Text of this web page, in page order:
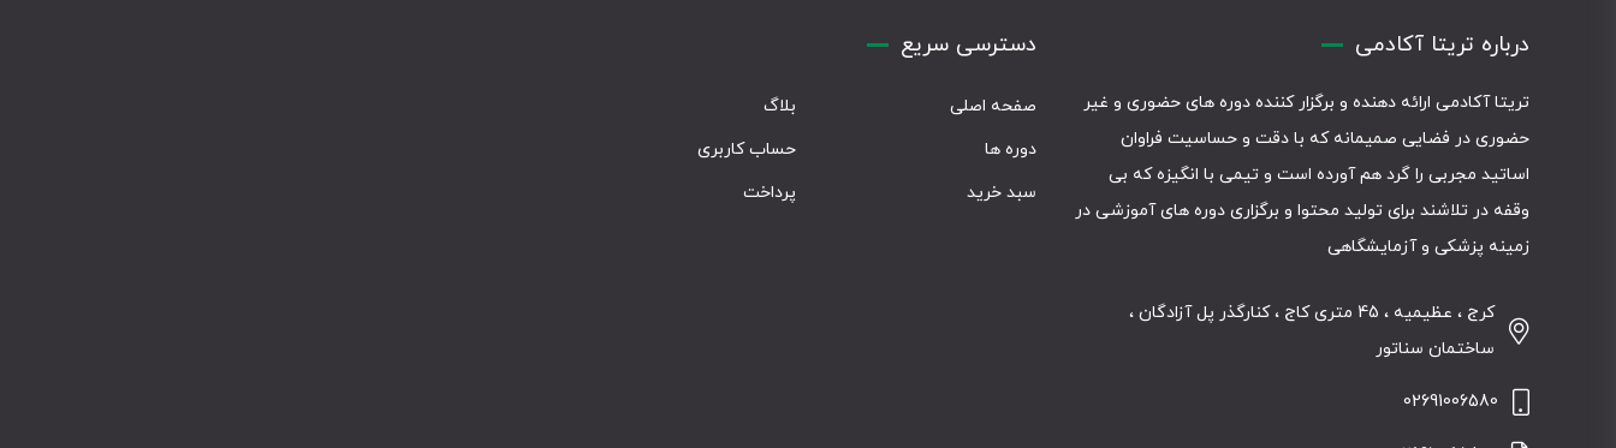
درباره تریتا آکادمی
تریتا آکادمی ارائه دهنده و برگزار کننده دوره های حضوری و غیر
حضوری در فضایی صمیمانه که با دقت و حساسیت فراوان
اساتید مجربی را گرد هم آورده است و تیمی با انگیزه که بی
وقفه در تلاشند برای تولید محتوا و برگزاری دوره های آموزشی در
زمینه پزشکی و آزمایشگاهی
کرج ، عظیمیه ، 45 متری کاج ، کنارگذر پل آزادگان ،
ساختمان سناتور
02691006580
دسترسی سریع
صفحه اصلی
بلاگ
دوره ها
حساب کاربری
سبد خرید
پرداخت